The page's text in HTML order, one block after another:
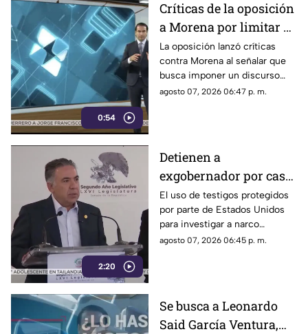
0:54
Críticas de la oposición
a Morena por limitar el
debate político
La oposición lanzó críticas
contra Morena al señalar que
busca imponer un discurso
único y limitar las voces que
agosto 07, 2026 06:47 p. m.
2:20
Detienen a
exgobernador por caso
Ayotzinapa y desaforan
a alcaldes
El uso de testigos protegidos
por parte de Estados Unidos
para investigar a narco
políticos ha sido cuestionado
entre ellos Rubén Rocha y
Enrique Inzunza.
agosto 07, 2026 06:45 p. m.
Se busca a Leonardo
Said García Ventura,